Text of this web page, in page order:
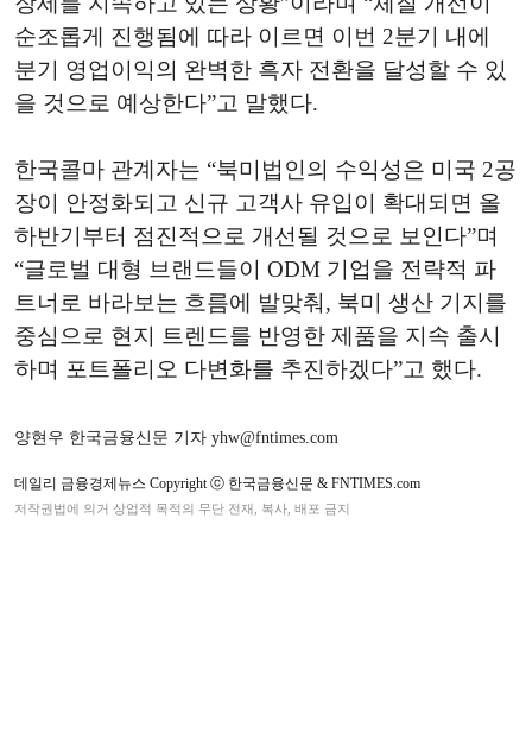
순조롭게 진행됨에 따라 이르면 이번 2분기 내에
분기 영업이익의 완벽한 흑자 전환을 달성할 수 있
을 것으로 예상한다”고 말했다.
한국콜마 관계자는 “북미법인의 수익성은 미국 2공
장이 안정화되고 신규 고객사 유입이 확대되면 올
하반기부터 점진적으로 개선될 것으로 보인다”며
“글로벌 대형 브랜드들이 ODM 기업을 전략적 파
트너로 바라보는 흐름에 발맞춰, 북미 생산 기지를
중심으로 현지 트렌드를 반영한 제품을 지속 출시
하며 포트폴리오 다변화를 추진하겠다”고 했다.
양현우 한국금융신문 기자 yhw@fntimes.com
데일리 금융경제뉴스 Copyright ⓒ 한국금융신문 & FNTIMES.com
저작권법에 의거 상업적 목적의 무단 전재, 복사, 배포 금지